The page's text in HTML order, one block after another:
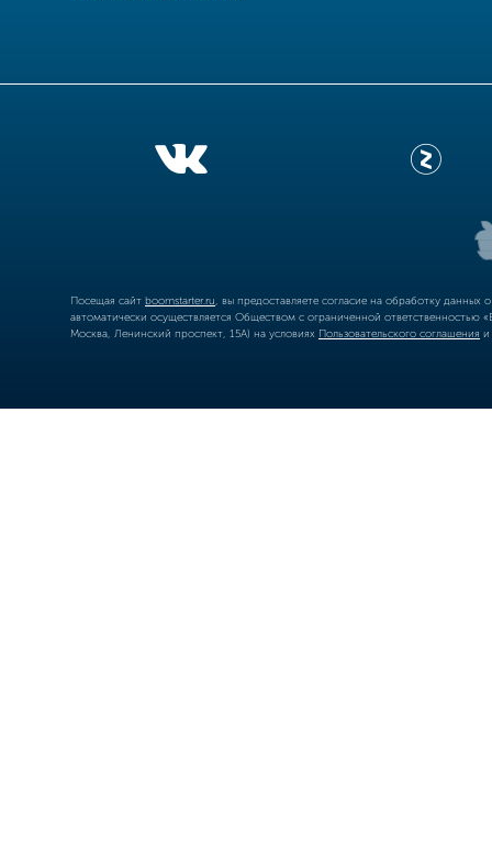
Посещая сайт boomstarter.ru , вы предоставляете согласие на обработку
автоматически осуществляется Обществом с ограниченной
Москва, Ленинский проспект, 15А) на условиях Пользовательского соглашения и